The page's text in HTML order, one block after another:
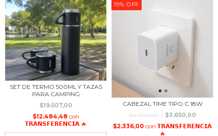
SET DE TERMO 500ML Y TAZAS
PARA CAMPING
$19.507,00
$12.484,48 con
𝗧𝗥𝗔𝗡𝗦𝗙𝗘𝗥𝗘𝗡𝗖𝗜𝗔 🔥
19% OFF
CABEZAL TIME TIPO C 18W
$4.524,00
$3.650,00
$2.336,00 con 𝗧𝗥𝗔𝗡𝗦𝗙𝗘𝗥𝗘𝗡𝗖𝗜𝗔
🔥